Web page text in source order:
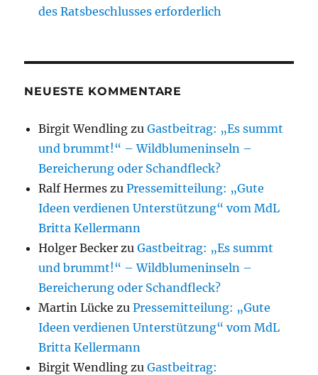
des Ratsbeschlusses erforderlich
NEUESTE KOMMENTARE
Birgit Wendling zuGastbeitrag: „Es summt
und brummt!“ – Wildblumeninseln –
Bereicherung oder Schandfleck?
Ralf Hermes zuPressemitteilung: „Gute
Ideen verdienen Unterstützung“ vom MdL
Britta Kellermann
Holger Becker zuGastbeitrag: „Es summt
und brummt!“ – Wildblumeninseln –
Bereicherung oder Schandfleck?
Martin Lücke zuPressemitteilung: „Gute
Ideen verdienen Unterstützung“ vom MdL
Britta Kellermann
Birgit Wendling zuGastbeitrag: